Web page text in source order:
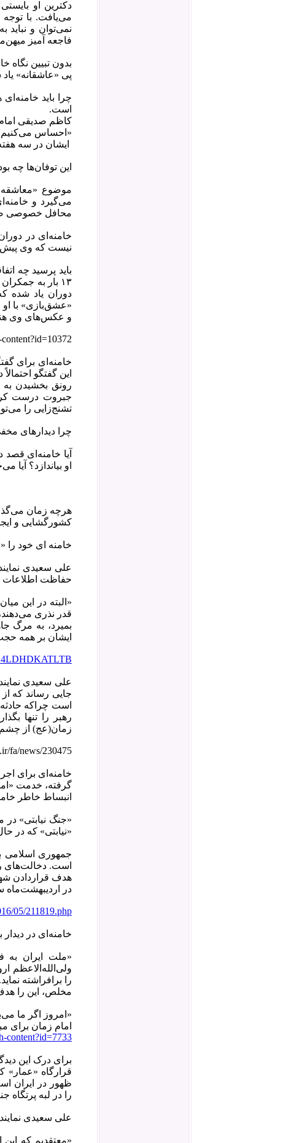
دکترین او
می‌یافت. با
نمی‌توان و نباید
فاجعه آمیز
بدون تبیین نگاه
پی «عاشقانه»
چرا باید
است.
کاظم صدیقی امام جمعه تهران
«احساس می‌کنیم
ایشان در سه
این توفان‌ها چه
موضوع
می‌‌گیرد و
محافل خصوصی
خامنه‌ای در
نیست که وی پیش
باید پرسید چه
دوران یاد شده
و عکس‌های وی
خامنه‌ای برای
این گفتگو
رونق بخشیدن
جبروت درست
تشنج‌زایی را
چرا دیدار‌های
آیا خامنه‌ای
او بیاندازد؟
هرچه زمان
کشورگشایی و ایجاد
خامنه ای خود را
علی سعیدی
حفاظت اطلاعات
بمیرد، به مرگ
ایشان بر همه
علی سعیدی
جایی رساند که
است چراکه
رهبر را تنها
زمان(عج) از چشم‌
fa/news/230475
خامنه‌ای برای
گرفته، خدمت
انبساط خاطر
«جنگ‌ نیابتی»
«نیابتی» که در
جمهوری اسلامی
است. دخالت‌های
هدف قراردادن
در اردیبهشت‌ماه
05/211819.php
خامنه‌ای در دیدار
«ملت ایران به
ولى‌الله‌الاعظم
را برافراشته
مخلص، این را
«امروز اگر ما
امام زمان براى
content?id=7733
برای درک این
قرارگاه «عمار»
ظهور در ایران
را در لبه‌
علی سعیدی
«معتقدیم که